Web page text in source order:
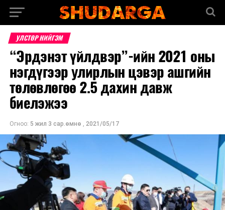
УЛСТӨР НИЙГЭМ
“Эрдэнэт үйлдвэр”-ийн 2021 оны
нэгдүгээр улирлын цэвэр ашгийн
төлөвлөгөө 2.5 дахин давж
биелэжээ
Огноо: 5 жил 3 сар.өмнө , 2021/05/17